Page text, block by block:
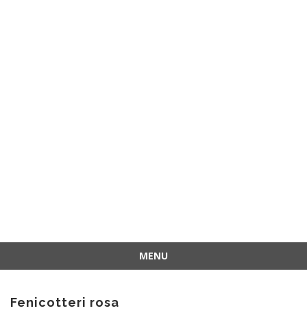
MENU
Fenicotteri rosa